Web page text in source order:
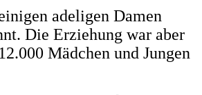
adeligen Damen
Die Erziehung war aber
Mädchen und Jungen